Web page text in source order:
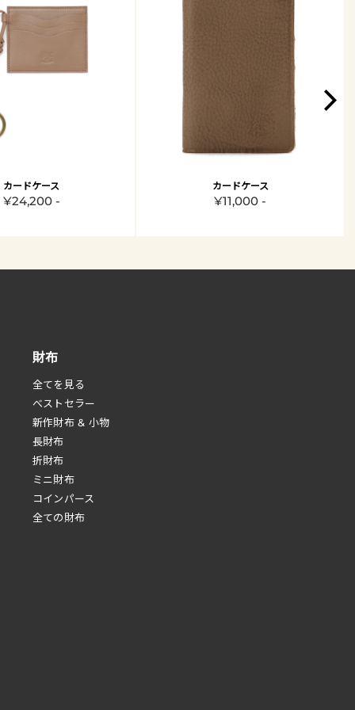
カードケース
¥24,200 -
カードケース
¥11,000 -
財布
全てを見る
べストセラー
新作財布 & 小物
長財布
折財布
ミニ財布
コインパース
全ての財布